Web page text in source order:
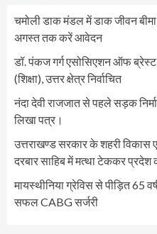
चमोली डाक मंडल में डाक जीवन
अगस्त तक करें आवेदन
डॉ. पंकज गर्ग एसोसिएशन ऑफ
(शिक्षा), उत्तर क्षेत्र निर्वाचित
नंदा देवी राजजात से पहले सड़क
लिखा पत्र।
उत्तराखण्ड सरकार के शहरी विकास
दरबार साहिब में मत्था टेककर प्रदेश
मायस्थीनिया ग्रेविस से पीड़ित 65
सफल CABG सर्जरी